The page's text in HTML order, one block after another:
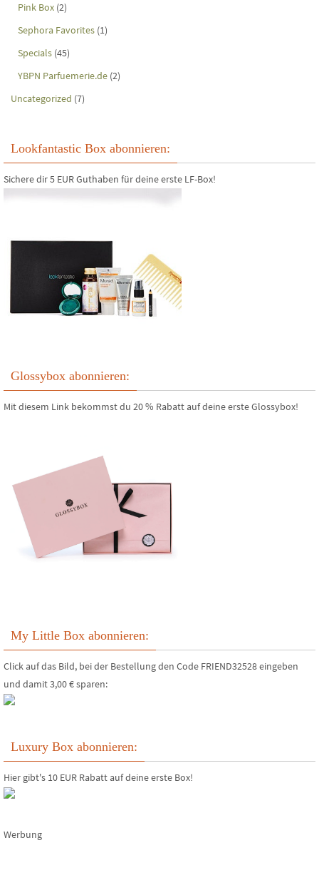
Pink Box (2)
Sephora Favorites (1)
Specials (45)
YBPN Parfuemerie.de (2)
Uncategorized (7)
Lookfantastic Box abonnieren:
Sichere dir 5 EUR Guthaben für deine erste LF-Box!
Glossybox abonnieren:
Mit diesem Link bekommst du 20 % Rabatt auf deine erste Glossybox!
My Little Box abonnieren:
Click auf das Bild, bei der Bestellung den Code FRIEND32528 eingeben
und damit 3,00 € sparen:
Luxury Box abonnieren:
Hier gibt's 10 EUR Rabatt auf deine erste Box!
Werbung